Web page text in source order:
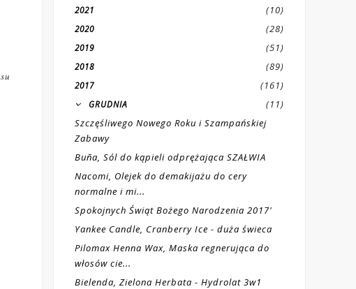
2021 (10)
2020 (28)
2019 (51)
2018 (89)
2017 (161)
GRUDNIA
(11)
Szczęśliwego Nowego Roku i Szampańskiej
Zabawy
Buña, Sól do kąpieli odprężająca SZAŁWIA
Nacomi, Olejek do demakijażu do cery
normalne i mi...
Spokojnych Świąt Bożego Narodzenia 2017'
Yankee Candle, Cranberry Ice - duża świeca
Pilomax Henna Wax, Maska regnerująca do
włosów cie...
Bielenda, Zielona Herbata - Hydrolat 3w1